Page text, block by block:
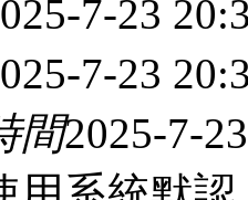
7-23
7-23
間2025-7-